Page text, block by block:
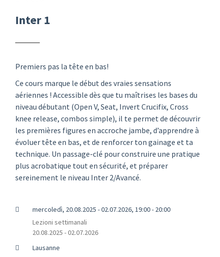
Inter 1
Premiers pas la tête en bas!
Ce cours marque le début des vraies sensations
aériennes ! Accessible dès que tu maîtrises les bases du
niveau débutant (Open V, Seat, Invert Crucifix, Cross
knee release, combos simple), il te permet de découvrir
les premières figures en accroche jambe, d’apprendre à
évoluer tête en bas, et de renforcer ton gainage et ta
technique. Un passage-clé pour construire une pratique
plus acrobatique tout en sécurité, et préparer
sereinement le niveau Inter 2/Avancé.
mercoledì, 20.08.2025 - 02.07.2026, 19:00 - 20:00
Lezioni settimanali
20.08.2025 - 02.07.2026
Lausanne